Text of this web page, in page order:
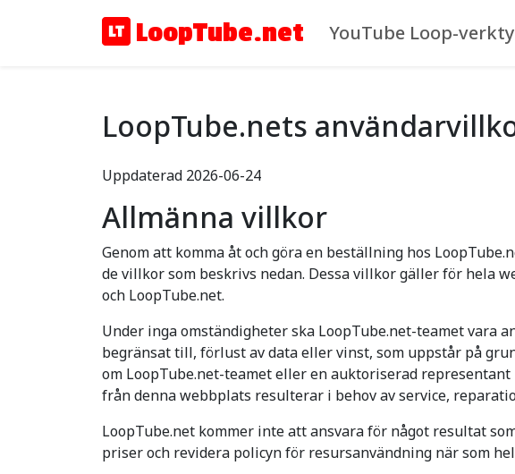
LoopTube.net YouTube Loop-
LoopTube.nets
Uppdaterad 2026-06-24
Allmänna villkor
Genom att komma åt och göra en beställning hos
de villkor som beskrivs nedan. Dessa villkor gäller för hela
och LoopTube.net.
Under inga omständigheter ska LoopTube.net-teamet
begränsat till, förlust av data eller vinst, som uppstår på
om LoopTube.net-teamet eller en auktoriserad
från denna webbplats resulterar i behov av service,
LoopTube.net kommer inte att ansvara för något resultat
priser och revidera policyn för resursanvändning när som